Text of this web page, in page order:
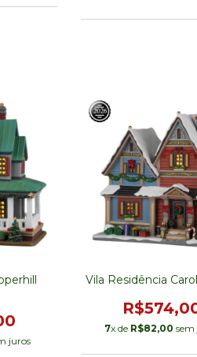
juros
Vila Residência
7x de R$82,00 sem